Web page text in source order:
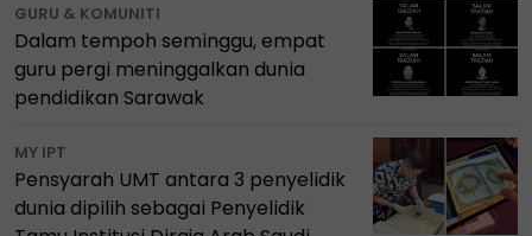
GURU & KOMUNITI
Dalam tempoh seminggu, empat
guru pergi meninggalkan dunia
pendidikan Sarawak
MY IPT
Pensyarah UMT antara 3 penyelidik
dunia dipilih sebagai Penyelidik